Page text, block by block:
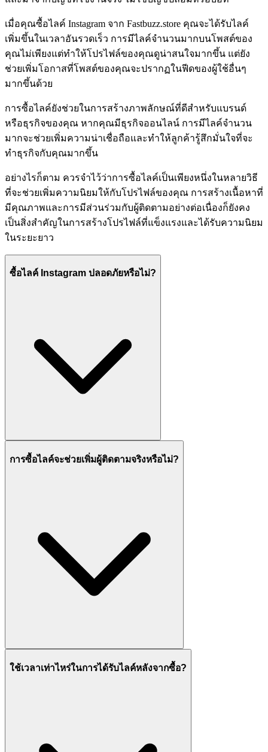
เมื่อคุณซื้อไลค์ Instagram จาก Fastbuzz.store คุณจะได้รับไลค์
เพิ่มขึ้นในเวลาอันรวดเร็ว การมีไลค์จำนวนมากบนโพสต์ของ
คุณไม่เพียงแต่ทำให้โปรไฟล์ของคุณดูน่าสนใจมากขึ้น แต่ยัง
ช่วยเพิ่มโอกาสที่โพสต์ของคุณจะปรากฏในฟีดของผู้ใช้อื่นๆ
มากขึ้นด้วย
การซื้อไลค์ยังช่วยในการสร้างภาพลักษณ์ที่ดีสำหรับแบรนด์
หรือธุรกิจของคุณ หากคุณมีธุรกิจออนไลน์ การมีไลค์จำนวน
มากจะช่วยเพิ่มความน่าเชื่อถือและทำให้ลูกค้ารู้สึกมั่นใจที่จะ
ทำธุรกิจกับคุณมากขึ้น
อย่างไรก็ตาม ควรจำไว้ว่าการซื้อไลค์เป็นเพียงหนึ่งในหลายวิธี
ที่จะช่วยเพิ่มความนิยมให้กับโปรไฟล์ของคุณ การสร้างเนื้อหาที่
มีคุณภาพและการมีส่วนร่วมกับผู้ติดตามอย่างต่อเนื่องก็ยังคง
เป็นสิ่งสำคัญในการสร้างโปรไฟล์ที่แข็งแรงและได้รับความนิยม
ในระยะยาว
ซื้อไลค์ Instagram ปลอดภัยหรือไม่?
การซื้อไลค์จะช่วยเพิ่มผู้ติดตามจริงหรือไม่?
ใช้เวลาเท่าไหร่ในการได้รับไลค์หลังจากซื้อ?